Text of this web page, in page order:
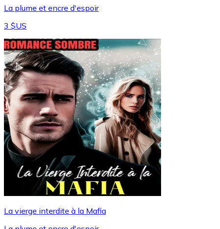
La plume et encre d'espoir
3 $US
La vierge interdite à la Mafia